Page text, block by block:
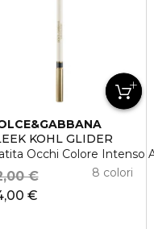
KOHL GLIDER
Occhi Colore Intenso
€
€ 8 colori